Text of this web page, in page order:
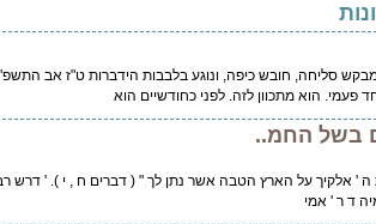
חובש כיפה, ונוגע בלבבות הידברות ט"ז אב התשפ"א |
החמ..
על הארץ הטבה אשר נתן לך " ( דברים ח , י ). ' דרש רב